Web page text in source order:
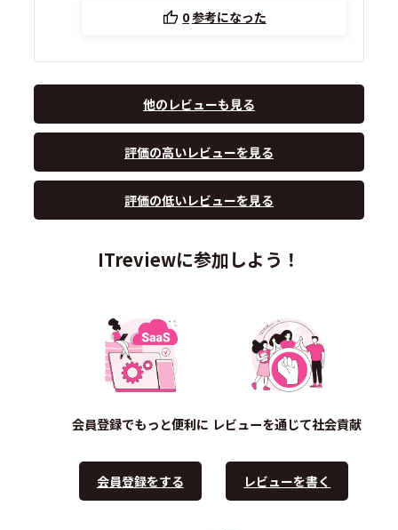
0参考になった
他のレビューも見る
評価の高いレビューを見る
評価の低いレビューを見る
ITreviewに参加しよう！
会員登録でもっと便利に
会員登録をする
レビューを通じて社会貢献
レビューを書く